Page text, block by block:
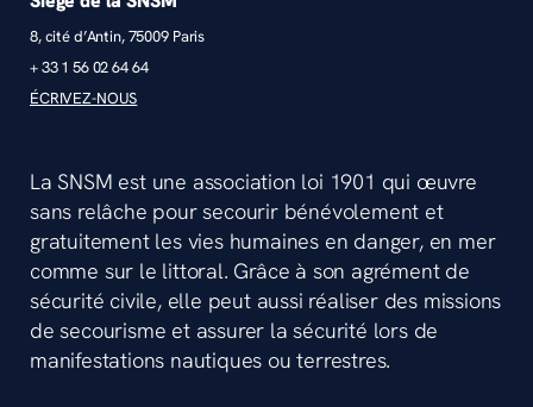
8, cité d’Antin, 75009 Paris
+ 33 1 56 02 64 64
ÉCRIVEZ-NOUS
La SNSM est une association loi 1901 qui œuvre
sans relâche pour secourir bénévolement et
gratuitement les vies humaines en danger, en mer
comme sur le littoral. Grâce à son agrément de
sécurité civile, elle peut aussi réaliser des missions
de secourisme et assurer la sécurité lors de
manifestations nautiques ou terrestres.